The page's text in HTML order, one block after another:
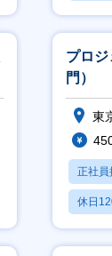
産休・
プロ
門）
東
正社員
休日
月残業